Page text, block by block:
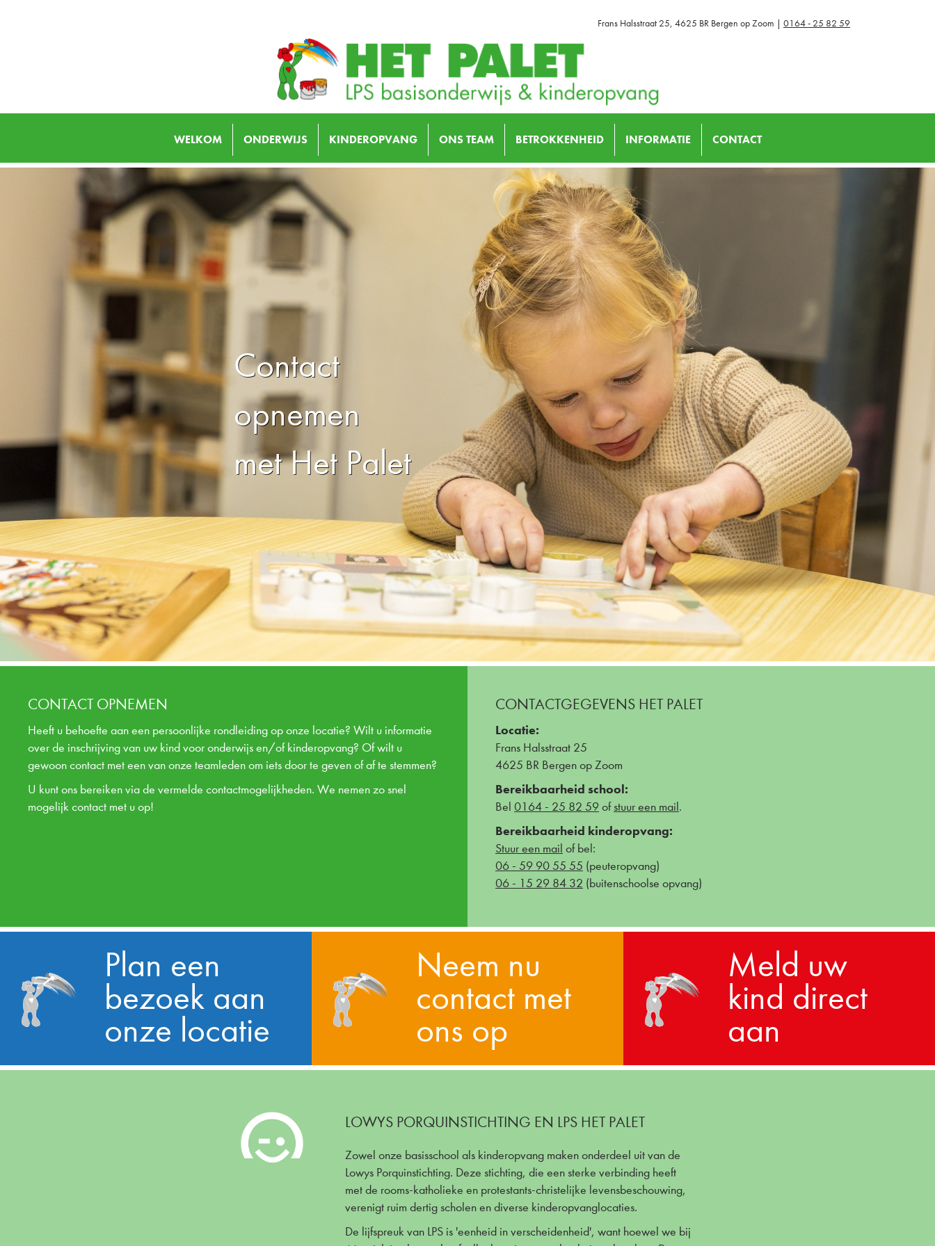
Frans Halsstraat 25, 4625 BR Bergen op Zoom | 0164 - 25 82 59
WELKOM ONDERWIJS KINDEROPVANG ONS TEAM BETROKKENHEID INFORMATIE CONTACT
Contact
opnemen
met Het Palet
CONTACT OPNEMEN
Heeft u behoefte aan een persoonlijke rondleiding op onze locatie? Wilt u informatie
over de inschrijving van uw kind voor onderwijs en/of kinderopvang? Of wilt u
gewoon contact met een van onze teamleden om iets door te geven of af te stemmen?
U kunt ons bereiken via de vermelde contactmogelijkheden. We nemen zo snel
mogelijk contact met u op!
CONTACTGEGEVENS HET PALET
Locatie:
Frans Halsstraat 25
4625 BR Bergen op Zoom
Bereikbaarheid school:
Bel0164 - 25 82 59ofstuur een mail.
Bereikbaarheid kinderopvang:
Stuur een mail of bel:
06 - 59 90 55 55 (peuteropvang)
06 - 15 29 84 32 (buitenschoolse opvang)
Plan een
bezoek aan
onze locatie
Neem nu
contact met
ons op
Meld uw
kind direct
aan
LOWYS PORQUINSTICHTING EN LPS HET PALET
Zowel onze basisschool als kinderopvang maken onderdeel uit van de
Lowys Porquinstichting. Deze stichting, die een sterke verbinding heeft
met de rooms-katholieke en protestants-christelijke levensbeschouwing,
verenigt ruim dertig scholen en diverse kinderopvanglocaties.
De lijfspreuk van LPS is 'eenheid in verscheidenheid', want hoewel we bij